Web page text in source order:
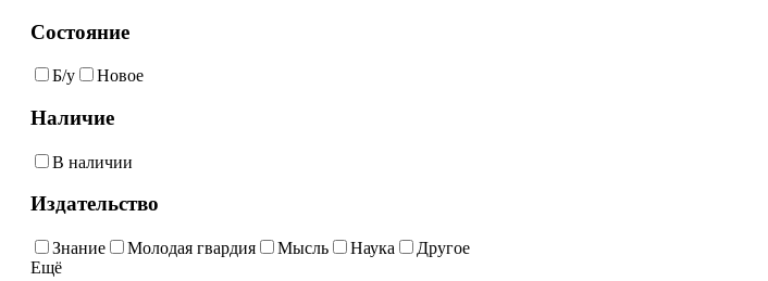
Состояние
Б/у Новое
Наличие
В наличии
Издательство
Знание Молодая гвардия Мысль Наука
Другое
Ещё